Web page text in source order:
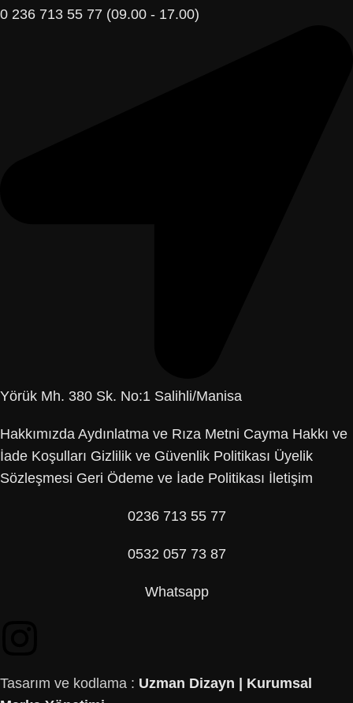
0 236 713 55 77 (09.00 - 17.00)
Yörük Mh. 380 Sk. No:1 Salihli/Manisa
Hakkımızda Aydınlatma ve Rıza Metni Cayma Hakkı ve
İade Koşulları Gizlilik ve Güvenlik Politikası Üyelik
Sözleşmesi Geri Ödeme ve İade Politikası İletişim
0236 713 55 77
0532 057 73 87
Whatsapp
Tasarım ve kodlama : Uzman Dizayn | Kurumsal